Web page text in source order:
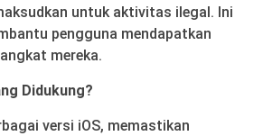
untuk aktivitas ilegal. Ini
pengguna mendapatkan
mereka.
Didukung?
versi iOS, memastikan